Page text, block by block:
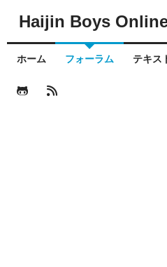
Haijin Boys
ホーム フォーラム テキス